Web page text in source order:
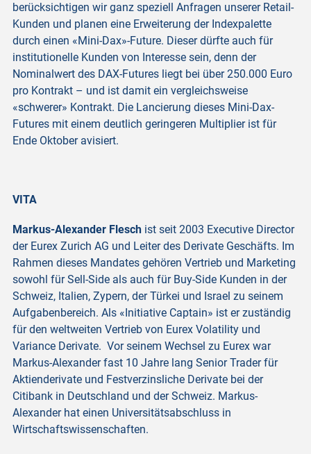
berücksichtigen wir ganz speziell Anfragen unserer Retail-
Kunden und planen eine Erweiterung der Indexpalette
durch einen «Mini-Dax»-Future. Dieser dürfte auch für
institutionelle Kunden von Interesse sein, denn der
Nominalwert des DAX-Futures liegt bei über 250.000 Euro
pro Kontrakt – und ist damit ein vergleichsweise
«schwerer» Kontrakt. Die Lancierung dieses Mini-Dax-
Futures mit einem deutlich geringeren Multiplier ist für
Ende Oktober avisiert.
VITA
Markus-Alexander Flesch ist seit 2003 Executive Director
der Eurex Zurich AG und Leiter des Derivate Geschäfts. Im
Rahmen dieses Mandates gehören Vertrieb und Marketing
sowohl für Sell-Side als auch für Buy-Side Kunden in der
Schweiz, Italien, Zypern, der Türkei und Israel zu seinem
Aufgabenbereich. Als «Initiative Captain» ist er zuständig
für den weltweiten Vertrieb von Eurex Volatility und
Variance Derivate. Vor seinem Wechsel zu Eurex war
Markus-Alexander fast 10 Jahre lang Senior Trader für
Aktienderivate und Festverzinsliche Derivate bei der
Citibank in Deutschland und der Schweiz. Markus-
Alexander hat einen Universitätsabschluss in
Wirtschaftswissenschaften.